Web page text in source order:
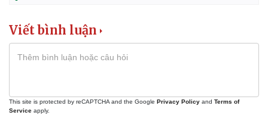
Viết bình luận
This site is protected by reCAPTCHA and the Google Privacy Policy and Terms of
Service apply.